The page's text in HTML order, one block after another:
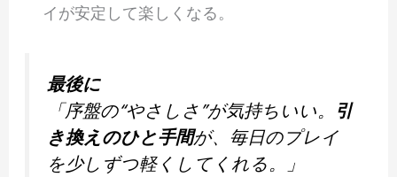
イが安定して楽しくなる。
最後に
「序盤の“やさしさ”が気持ちいい。 引
き換えのひと手間が、毎日のプレイ
を少しずつ軽くしてくれる。」